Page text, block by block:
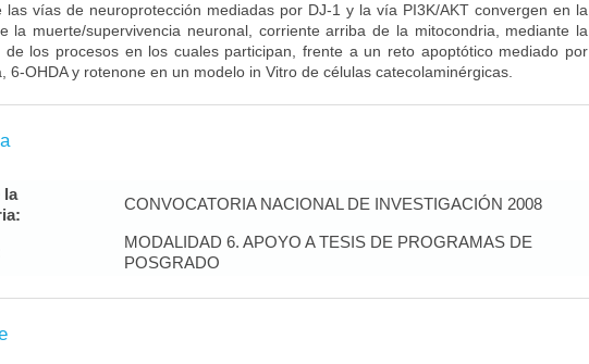
las vías de neuroprotección mediadas por DJ-1 y la vía PI3K/AKT convergen en la
la muerte/supervivencia neuronal, corriente arriba de la mitocondria, mediante la
de los procesos en los cuales participan, frente a un reto apoptótico mediado por
6-OHDA y rotenone en un modelo in Vitro de células catecolaminérgicas.
la
CONVOCATORIA NACIONAL DE INVESTIGACIÓN 2008
MODALIDAD 6. APOYO A TESIS DE PROGRAMAS DE
POSGRADO